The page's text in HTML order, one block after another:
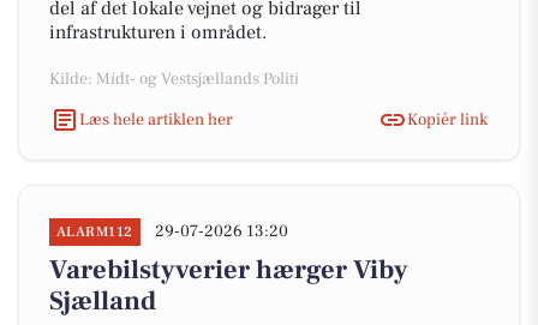
del af det lokale vejnet og bidrager til
infrastrukturen i området.
Kilde: Midt- og Vestsjællands Politi
Læs hele artiklen her
Kopiér link
ALARM112 29-07-2026 13:20
Varebilstyverier hærger Viby
Sjælland